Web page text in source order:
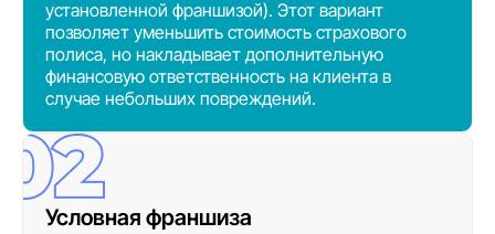
установленной франшизой). Этот вариант
позволяет уменьшить стоимость страхового
полиса, но накладывает дополнительную
финансовую ответственность на клиента в
случае небольших повреждений.
Условная франшиза